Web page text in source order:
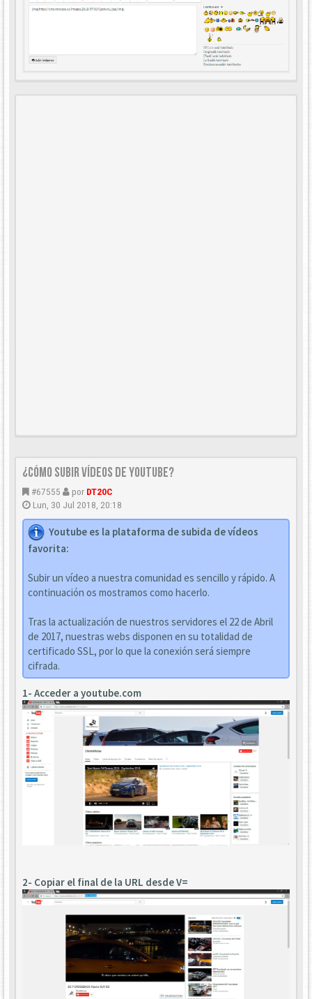
¿CÓMO SUBIR VÍDEOS DE YOUTUBE?
#67555 por DT20C
Lun, 30 Jul 2018, 20:18
Youtube es la plataforma de subida de vídeos
favorita:
Subir un vídeo a nuestra comunidad es sencillo y rápido. A
continuación os mostramos como hacerlo.
Tras la actualización de nuestros servidores el 22 de Abril
de 2017, nuestras webs disponen en su totalidad de
certificado SSL, por lo que la conexión será siempre
cifrada.
1- Acceder a youtube.com
2- Copiar el final de la URL desde V=